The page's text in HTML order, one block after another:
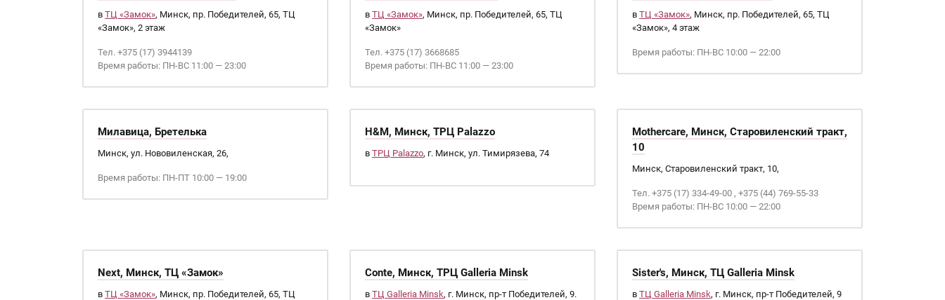
в ТЦ «Замок», Минск, пр. Победителей, 65, ТЦ
«Замок», 2 этаж
Тел. +375 (17) 3944139
Время работы: ПН-ВС 11:00 — 23:00
в ТЦ «Замок», Минск, пр. Победителей, 65, ТЦ
«Замок»
Тел. +375 (17) 3668685
Время работы: ПН-ВС 11:00 — 23:00
в ТЦ «Замок», Минск, пр. Победителей, 65, ТЦ
«Замок», 4 этаж
Время работы: ПН-ВС 10:00 — 22:00
Милавица, Бретелька
Минск, ул. Нововиленская, 26,
Время работы: ПН-ПТ 10:00 — 19:00
H&M, Минск, ТРЦ Palazzo
в ТРЦ Palazzo, г. Минск, ул. Тимирязева, 74
Mothercare, Минск, Старовиленский тракт,
10
Минск, Старовиленский тракт, 10,
Тел. +375 (17) 334-49-00 , +375 (44) 769-55-33
Время работы: ПН-ВС 10:00 — 22:00
Next, Минск, ТЦ «Замок»
в ТЦ «Замок», Минск, пр. Победителей, 65, ТЦ
Conte, Минск, ТРЦ Galleria Minsk
в ТЦ Galleria Minsk, г. Минск, пр-т Победителей, 9.
Sister's, Минск, ТЦ Galleria Minsk
в ТЦ Galleria Minsk, г. Минск, пр-т Победителей, 9